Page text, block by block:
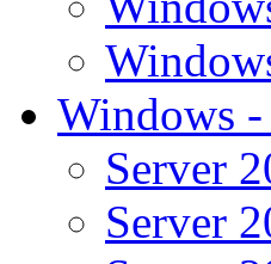
Windows -
Server
Server